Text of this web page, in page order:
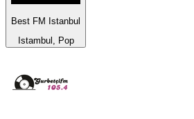
Best FM Istanbul
Istambul, Pop